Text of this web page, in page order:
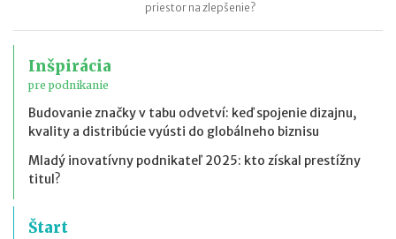
priestor na zlepšenie?
Inšpirácia
pre podnikanie
Budovanie značky v tabu odvetví: keď spojenie dizajnu,
kvality a distribúcie vyústi do globálneho biznisu
Mladý inovatívny podnikateľ 2025: kto získal prestížny
titul?
Štart